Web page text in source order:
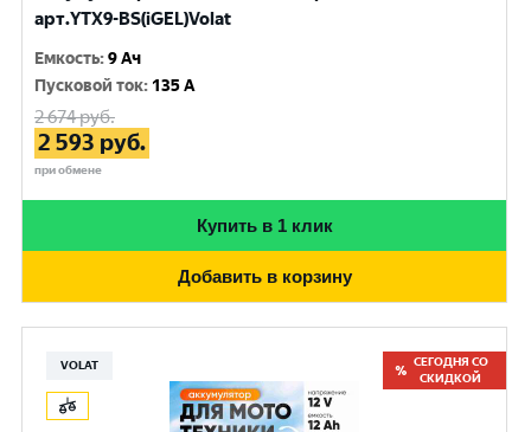
арт.YTX9-BS(iGEL)Volat
Емкость:9 Ач
Пусковой ток: 135 A
2 674руб.
2 593 руб.
при обмене
Купить в 1 клик
Добавить в корзину
VOLAT
СЕГОДНЯ СО
СКИДКОЙ